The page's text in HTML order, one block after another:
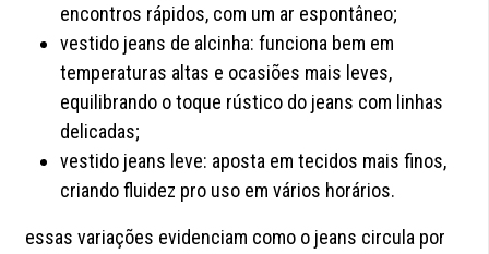
encontros rápidos, com um ar espontâneo;
vestido jeans de alcinha: funciona bem em
temperaturas altas e ocasiões mais leves,
equilibrando o toque rústico do jeans com linhas
delicadas;
vestido jeans leve: aposta em tecidos mais finos,
criando fluidez pro uso em vários horários.
essas variações evidenciam como o jeans circula por